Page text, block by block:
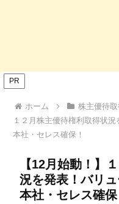
PR
ホーム 株主優待
１２月株主優待権利取得状
本社・セレス確保！
【12月始動！】
況を発表！バリ
本社・セレス確保